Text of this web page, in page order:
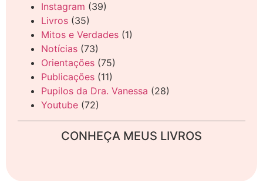
Instagram (39)
Livros (35)
Mitos e Verdades (1)
Notícias (73)
Orientações (75)
Publicações (11)
Pupilos da Dra. Vanessa (28)
Youtube (72)
CONHEÇA MEUS LIVROS